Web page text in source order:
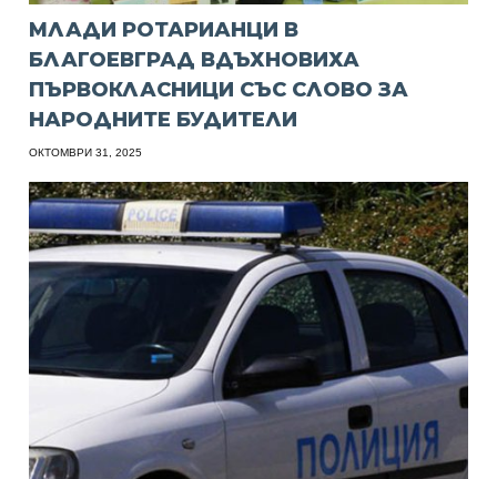
МЛАДИ РОТАРИАНЦИ В
БЛАГОЕВГРАД ВДЪХНОВИХА
ПЪРВОКЛАСНИЦИ СЪС СЛОВО ЗА
НАРОДНИТЕ БУДИТЕЛИ
ОКТОМВРИ 31, 2025